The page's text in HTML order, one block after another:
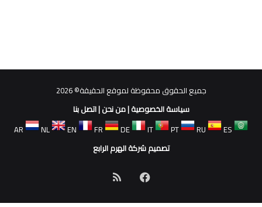
جميع الحقوق محفوظة لموقع الحقيقة© 2026
سياسة الخصوصية|من نحن|اتصل بنا
AR
NL EN FR DE IT PT RU
ES
تصميم شركة الهرم الرابع
فيسبوكملخص